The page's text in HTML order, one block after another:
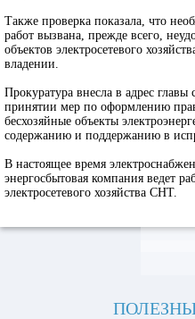
Также проверка показала, что
работ вызвана, прежде всего,
объектов электросетевого
владении.
Прокуратура внесла в адрес главы
принятии мер по оформлению
бесхозяйные объекты
содержанию и поддержанию в
В настоящее время
энергосбытовая компания ведет
электросетевого хозяйства СНТ.